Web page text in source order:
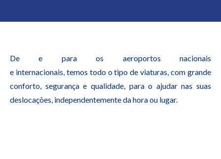
De e para os aeroportos nacionais
e internacionais, temos todo o tipo de viaturas, com grande
conforto, segurança e qualidade, para o ajudar nas suas
deslocações, independentemente da hora ou lugar.